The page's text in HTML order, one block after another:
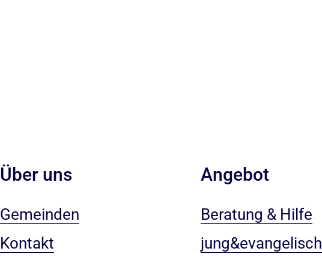
Über uns
Gemeinden
Kontakt
Angebot
Beratung & Hilfe
jung&evangelisch